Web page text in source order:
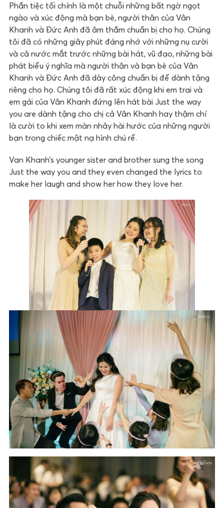
Phần tiệc tối chính là một chuỗi những bất ngờ ngọt
ngào và xúc động mà bạn bè, người thân của Vân
Khanh và Đức Anh đã âm thầm chuẩn bị cho họ. Chúng
tôi đã có những giây phút đáng nhớ với những nụ cười
và cả nước mắt trước những bài hát, vũ đạo, những bài
phát biểu ý nghĩa mà người thân và bạn bè của Vân
Khanh và Đức Anh đã dày công chuẩn bị để dành tặng
riêng cho họ. Chúng tôi đã rất xúc động khi em trai và
em gái của Vân Khanh đứng lên hát bài Just the way
you are dành tặng cho chị cả Vân Khanh hay thậm chí
là cười to khi xem màn nhảy hài hước của những người
bạn trong chiếc mặt nạ hình chú rể.
Van Khanh’s younger sister and brother sung the song
Just the way you and they even changed the lyrics to
make her laugh and show her how they love her.